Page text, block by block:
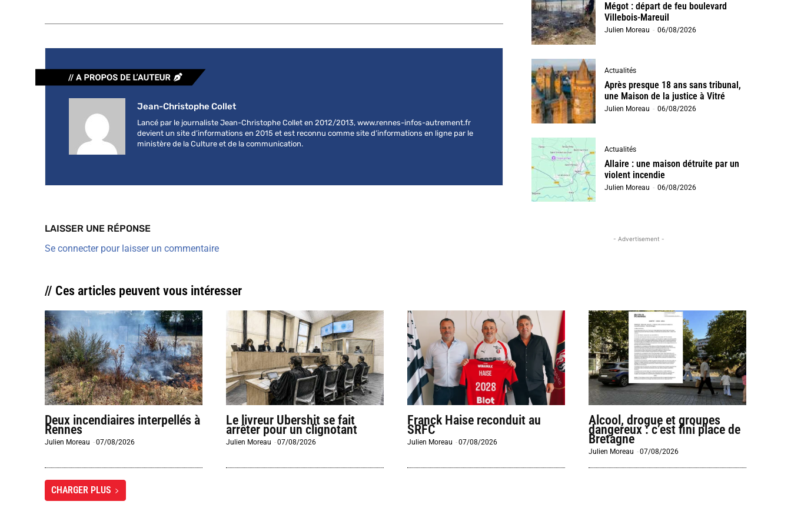
Jean-Christophe Collet
Lancé par le journaliste Jean-Christophe Collet en 2012/2013, www.rennes-infos-autrement.fr
devient un site d’informations en 2015 et est reconnu comme site d’informations en ligne par le
ministère de la Culture et de la communication.
LAISSER UNE RÉPONSE
Se connecter pour laisser un commentaire
Mégot : départ de feu boulevard
Villebois-Mareuil
Julien Moreau - 06/08/2026
Actualités
Après presque 18 ans sans tribunal,
une Maison de la justice à Vitré
Julien Moreau - 06/08/2026
Actualités
Allaire : une maison détruite par un
violent incendie
Julien Moreau - 06/08/2026
- Advertisement -
// Ces articles peuvent vous intéresser
Deux incendiaires interpellés à
Rennes
Julien Moreau -07/08/2026
Le livreur Ubershit se fait
arrêter pour un clignotant
Julien Moreau -07/08/2026
Franck Haise reconduit au
SRFC
Julien Moreau -07/08/2026
Alcool, drogue et groupes
dangereux : c’est fini place de
Bretagne
Julien Moreau -07/08/2026
CHARGER PLUS